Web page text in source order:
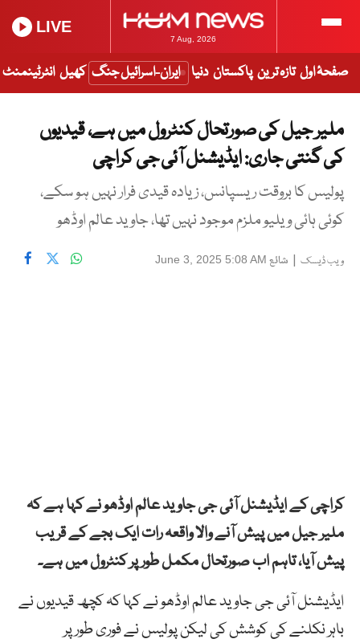
7 Aug, 2026
LIVE
صفحۂ اول تازہ ترین پاکستان دنیا ایران-اسرائیل جنگ کھیل انٹرٹینمنٹ
ملیر جیل کی صورتحال کنٹرول میں ہے، قیدیوں
کی گنتی جاری: ایڈیشنل آئی جی کراچی
پولیس کا بروقت ریسپانس، زیادہ قیدی فرار نہیں ہو سکے،
کوئی ہائی ویلیو ملزم موجود نہیں تھا، جاوید عالم اوڈھو
ویب ڈیسک | شائع June 3, 2025 5:08 AM
کراچی کے ایڈیشنل آئی جی جاوید عالم اوڈھو نے کہا ہے کہ
ملیر جیل میں پیش آنے والا واقعہ رات ایک بجے کے قریب
پیش آیا، تاہم اب صورتحال مکمل طور پر کنٹرول میں ہے۔
ایڈیشنل آئی جی جاوید عالم اوڈھو نے کہا کہ کچھ قیدیوں نے
باہر نکلنے کی کوشش کی لیکن پولیس نے فوری طور پر